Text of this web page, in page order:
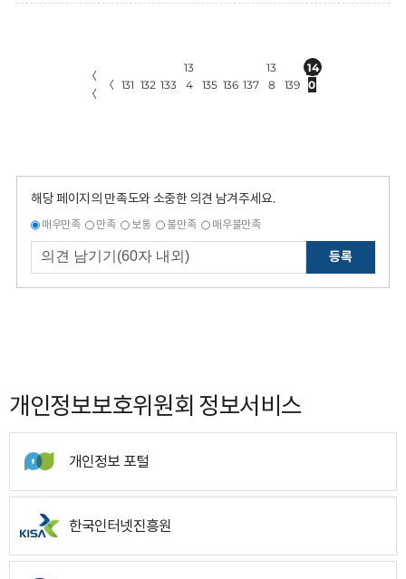
〈
〈
〈 131 132 133
13
4
135 136 137
13
8
139
14
0
해당 페이지의 만족도와 소중한 의견 남겨주세요.
매우만족 만족 보통 불만족 매우불만족
등록
개인정보보호위원회 정보서비스
개인정보 포털
한국인터넷진흥원